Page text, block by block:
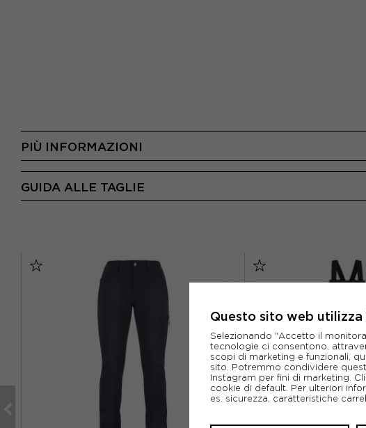
PIÙ INFORMAZIONI
GUIDA ALLE TAGLIE
Questo sito web utilizza
Selezionando "Accetto il
tecnologie ci consentono,
scopi di marketing e funzionali,
sito. Potremmo condividere
Instagram per fini di marketing.
cookie di default. Per ulteriori
es. sicurezza, caratteristiche